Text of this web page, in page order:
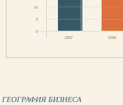
ГЕОГРАФИЯ БИЗНЕСА